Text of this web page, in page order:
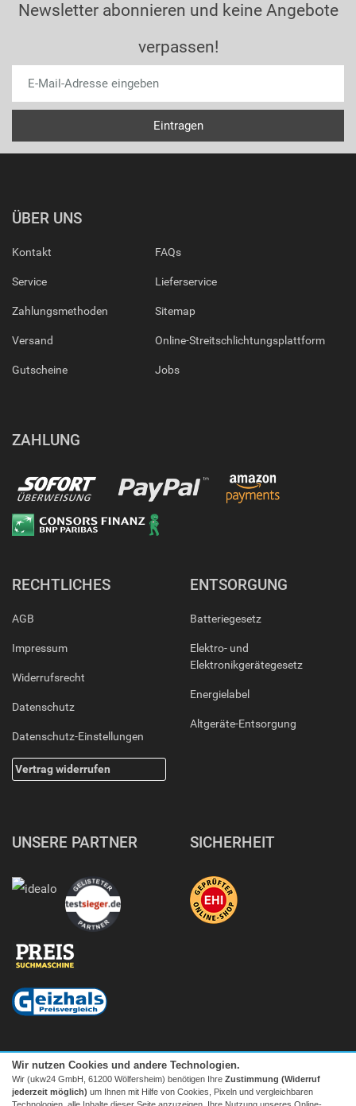
Newsletter abonnieren und keine Angebote
verpassen!
ÜBER UNS
Kontakt
Service
Zahlungsmethoden
Versand
Gutscheine
FAQs
Lieferservice
Sitemap
Online-Streitschlichtungsplattform
Jobs
ZAHLUNG
RECHTLICHES
AGB
Impressum
Widerrufsrecht
Datenschutz
Datenschutz-Einstellungen
Vertrag widerrufen
ENTSORGUNG
Batteriegesetz
Elektro- und
Elektronikgerätegesetz
Energielabel
Altgeräte-Entsorgung
UNSERE PARTNER SICHERHEIT
Wir nutzen Cookies und andere Technologien.
Wir (ukw24 GmbH, 61200 Wölfersheim) benötigen Ihre Zustimmung (Widerruf
jederzeit möglich) um Ihnen mit Hilfe von Cookies, Pixeln und vergleichbaren